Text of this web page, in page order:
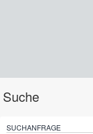
Suche
SUCHANFRAGE